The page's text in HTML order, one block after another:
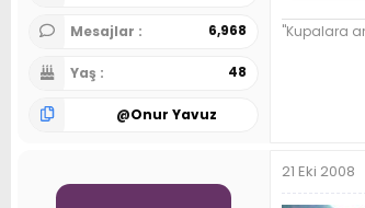
Mesajlar 6,968
Yaş 48
@Onur Yavuz
bulup
"Kupalara
21 Eki 2008